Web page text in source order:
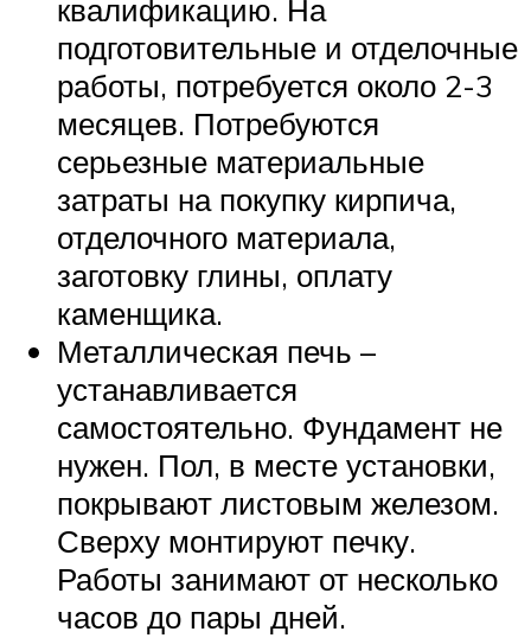
квалификацию. На
подготовительные и отделочные
работы, потребуется около 2-3
месяцев. Потребуются
серьезные материальные
затраты на покупку кирпича,
отделочного материала,
заготовку глины, оплату
каменщика.
Металлическая печь –
устанавливается
самостоятельно. Фундамент не
нужен. Пол, в месте установки,
покрывают листовым железом.
Сверху монтируют печку.
Работы занимают от несколько
часов до пары дней.